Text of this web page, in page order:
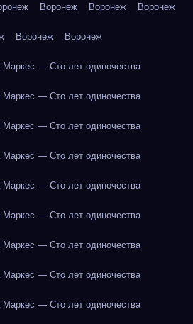
Воронеж Воронеж Воронеж
Воронеж Воронеж
Маркес — Сто лет одиночества
Маркес — Сто лет одиночества
Маркес — Сто лет одиночества
Маркес — Сто лет одиночества
Маркес — Сто лет одиночества
Маркес — Сто лет одиночества
Маркес — Сто лет одиночества
Маркес — Сто лет одиночества
Маркес — Сто лет одиночества